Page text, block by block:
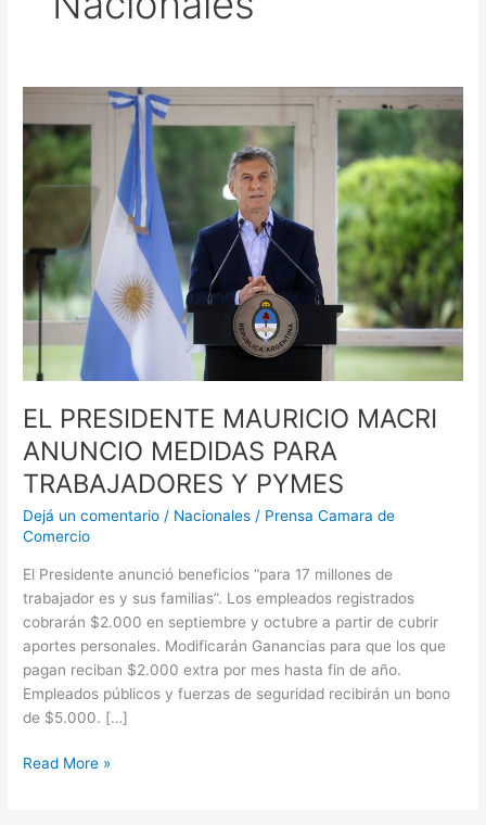
EL PRESIDENTE MAURICIO MACRI
ANUNCIO MEDIDAS PARA
TRABAJADORES Y PYMES
Dejá un comentario / Nacionales / Prensa Camara de
Comercio
El Presidente anunció beneficios “para 17 millones de
trabajador es y sus familias”. Los empleados registrados
cobrarán $2.000 en septiembre y octubre a partir de cubrir
aportes personales. Modificarán Ganancias para que los que
pagan reciban $2.000 extra por mes hasta fin de año.
Empleados públicos y fuerzas de seguridad recibirán un bono
de $5.000. […]
EL
PRESIDENTE
MAURICIO
MACRI
ANUNCIO
TRABAJADORES
Y
PYMES
Read More »